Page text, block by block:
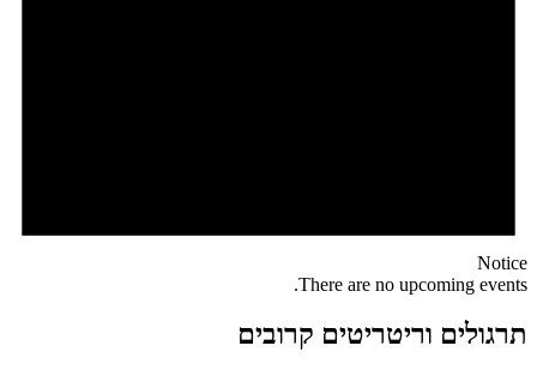
Notice
There are no upcoming events.
תרגולים וריטריטים קרובים